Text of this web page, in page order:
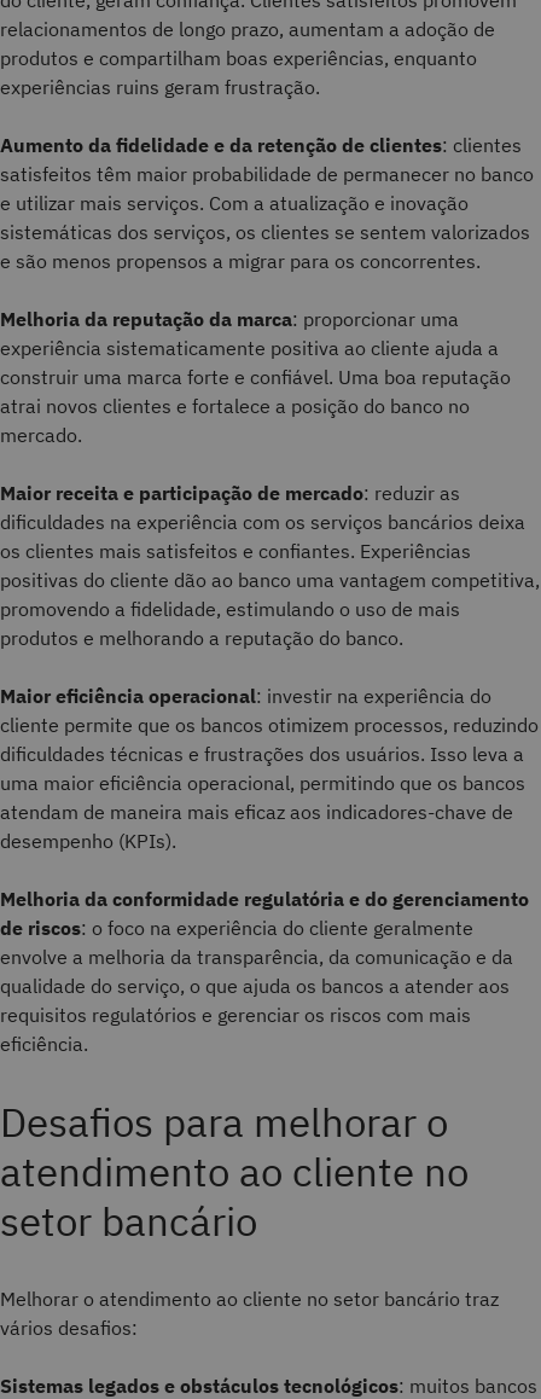
relacionamentos de longo prazo, aumentam a adoção de
produtos e compartilham boas experiências, enquanto
experiências ruins geram frustração.
Aumento da fidelidade e da retenção de clientes: clientes
satisfeitos têm maior probabilidade de permanecer no banco
e utilizar mais serviços. Com a atualização e inovação
sistemáticas dos serviços, os clientes se sentem valorizados
e são menos propensos a migrar para os concorrentes.
Melhoria da reputação da marca: proporcionar uma
experiência sistematicamente positiva ao cliente ajuda a
construir uma marca forte e confiável. Uma boa reputação
atrai novos clientes e fortalece a posição do banco no
mercado.
Maior receita e participação de mercado: reduzir as
dificuldades na experiência com os serviços bancários deixa
os clientes mais satisfeitos e confiantes. Experiências
positivas do cliente dão ao banco uma vantagem competitiva,
promovendo a fidelidade, estimulando o uso de mais
produtos e melhorando a reputação do banco.
Maior eficiência operacional: investir na experiência do
cliente permite que os bancos otimizem processos, reduzindo
dificuldades técnicas e frustrações dos usuários. Isso leva a
uma maior eficiência operacional, permitindo que os bancos
atendam de maneira mais eficaz aos indicadores-chave de
desempenho (KPIs).
Melhoria da conformidade regulatória e do gerenciamento
de riscos: o foco na experiência do cliente geralmente
envolve a melhoria da transparência, da comunicação e da
qualidade do serviço, o que ajuda os bancos a atender aos
requisitos regulatórios e gerenciar os riscos com mais
eficiência.
Desafios para melhorar o
atendimento ao cliente no
setor bancário
Melhorar o atendimento ao cliente no setor bancário traz
vários desafios:
Sistemas legados e obstáculos tecnológicos: muitos bancos